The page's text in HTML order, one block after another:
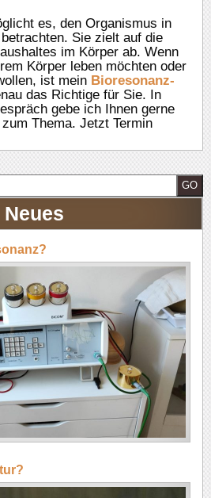
es, den Organismus in
Sie zielt auf die
im Körper ab. Wenn
Körper leben möchten oder
ist mein Bioresonanz-
das Richtige für Sie. In
gebe ich Ihnen gerne
Thema. Jetzt Termin
Neues